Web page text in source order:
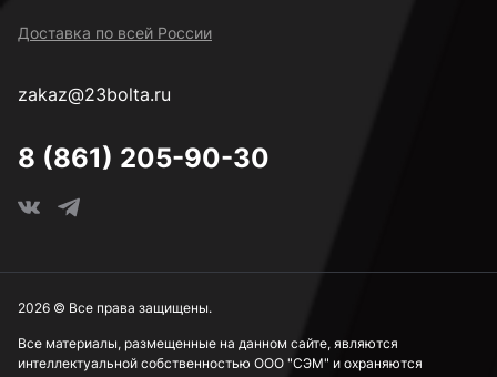
Доставка по всей России
zakaz@23bolta.ru
8 (861) 205-90-30
Все материалы, размещенные на данном сайте, являются
интеллектуальной собственностью ООО "СЭМ" и охраняются
2026 © Все права защищены.